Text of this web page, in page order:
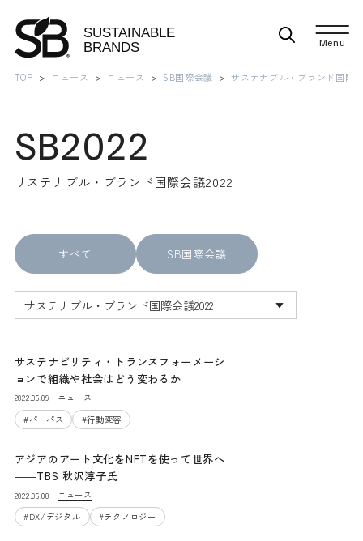
Menu
TOP ニュース ニュース SB国際会議 サステナブル・ブランド国際
SB2022
サステナブル・ブランド国際会議2022
すべて SB国際会議
サステナビリティ・トランスフォーメーシ
ョンで組織や社会はどう変わるか
2022.06.09
ニュース
#パーパス #行動変容
アジアのアート文化をNFTを使って世界へ
――TBS 秋沢淳子氏
2022.06.08
ニュース
#DX/デジタル #テクノロジー